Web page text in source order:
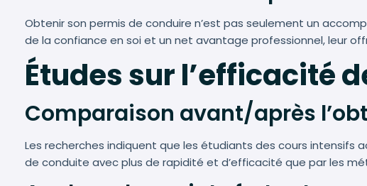
Obtenir son permis de conduire n’est pas seulement un
de la confiance en soi et un net avantage professionnel, leur
Études sur l’efficacité
Comparaison avant/après
Les recherches indiquent que les étudiants des cours
de conduite avec plus de rapidité et d’efficacité que par les